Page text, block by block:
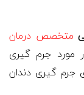
متخصص درمان
مورد جرم گیری
جرم گیری دندان